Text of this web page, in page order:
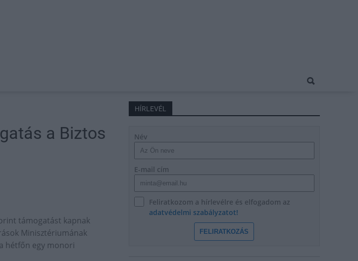
a Biztos
támogatást kapnak
Minisztériumának
hétfőn egy monori
HÍRLEVÉL
Név
E-mail cím
Feliratkozom a hírlevélre és elfogadom az
adatvédelmi szabályzatot!
FELIRATKOZÁS